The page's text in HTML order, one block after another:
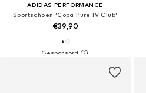
ADIDAS PERFORMANCE
Sportschoen 'Copa Pure IV Club'
€39,90